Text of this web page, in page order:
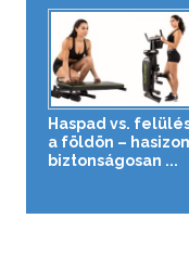
Haspad vs.
a földön –
biztonságosan ...